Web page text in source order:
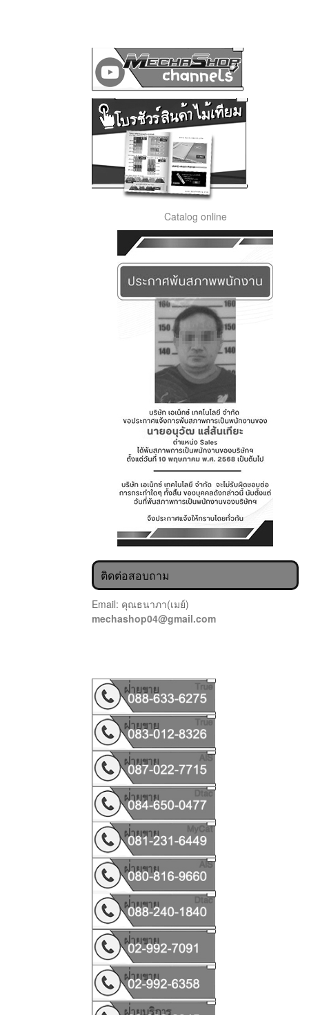
Catalog online
ติดต่อสอบถาม
Email: คุณธนาภา(เมย์)
mechashop04@gmail.com